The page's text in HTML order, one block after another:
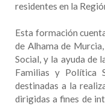
residentes en la
Esta formación
de Alhama de
Social, y la ayuda de
Familias y Política
destinadas a la
dirigidas a fines de